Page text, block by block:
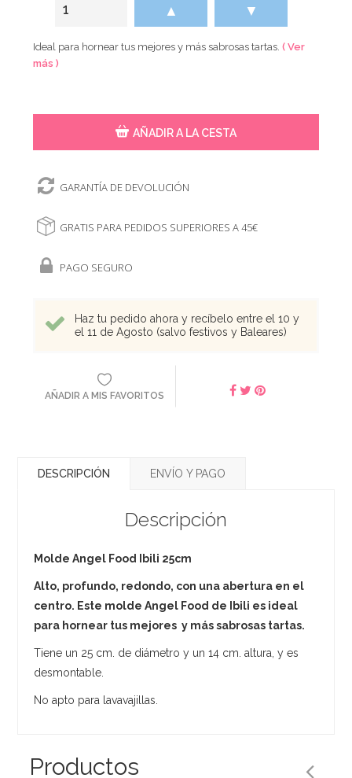
▲ ▼
Ideal para hornear tus mejores y más sabrosas tartas.( Ver
más )
AÑADIR A LA CESTA
GARANTÍA DE DEVOLUCIÓN
GRATIS PARA PEDIDOS SUPERIORES A 45€
PAGO SEGURO
Haz tu pedido ahora y recíbelo entre el 10 y
el 11 de Agosto (salvo festivos y Baleares)
AÑADIR A MIS FAVORITOS
DESCRIPCIÓN ENVÍO Y PAGO
Descripción
Molde Angel Food Ibili 25cm
Alto, profundo, redondo, con una abertura en el
centro. Este molde Angel Food de Ibili es ideal
para hornear tus mejores y más sabrosas tartas.
Tiene un 25 cm. de diámetro y un 14 cm. altura, y es
desmontable.
No apto para lavavajillas.
Productos